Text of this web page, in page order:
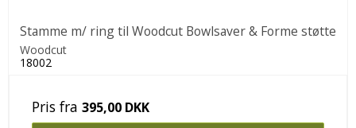
Stamme m/ ring til Woodcut Bowlsaver & Forme støtte
Woodcut
18002
Pris fra 395,00 DKK